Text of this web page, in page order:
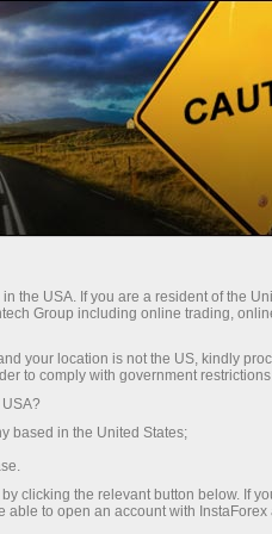
acceso a
de
los mejores
del
con
pista
the USA. If you are a resident of the
Group including online trading,
your location is not the US, kindly
to comply with government
based in the United States;
clicking the relevant button below. If
to open an account with InstaForex